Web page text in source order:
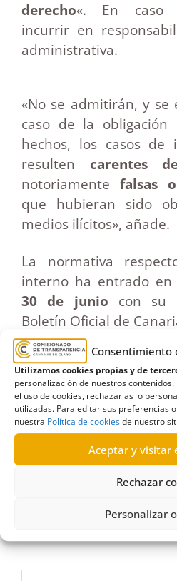
Consentimiento
Utilizamos cookies propias y de
personalización de nuestros
el uso de cookies, rechazarlas o
utilizadas. Para editar sus preferencias
nuestra Política de cookiesde nuestro
Aceptar y visitar
Rechazar
Personalizar
derecho«. En caso
incurrir en
administrativa.
«No se admitirán, y
caso de la obligación
hechos, los casos de
resulten carentes
notoriamente falsas
que hubieran sido
medios ilícitos», añade.
La normativa
interno ha entrado en
30 de junio con su
Boletín Oficial de
Noticia reproducida de:
https://
misionado-
confidencialidad-